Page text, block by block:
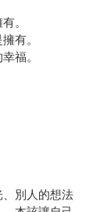
。
有。
福。
別人的想法